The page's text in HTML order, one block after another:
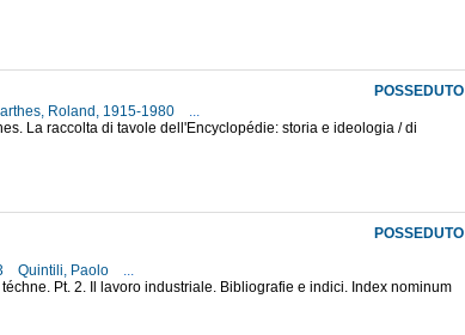
POSSEDUTO
Roland, 1915-1980
...
La raccolta di tavole dell'Encyclopédie: storia e ideologia / di
POSSEDUTO
Quintili, Paolo
...
Pt. 2. Il lavoro industriale. Bibliografie e indici. Index nominum